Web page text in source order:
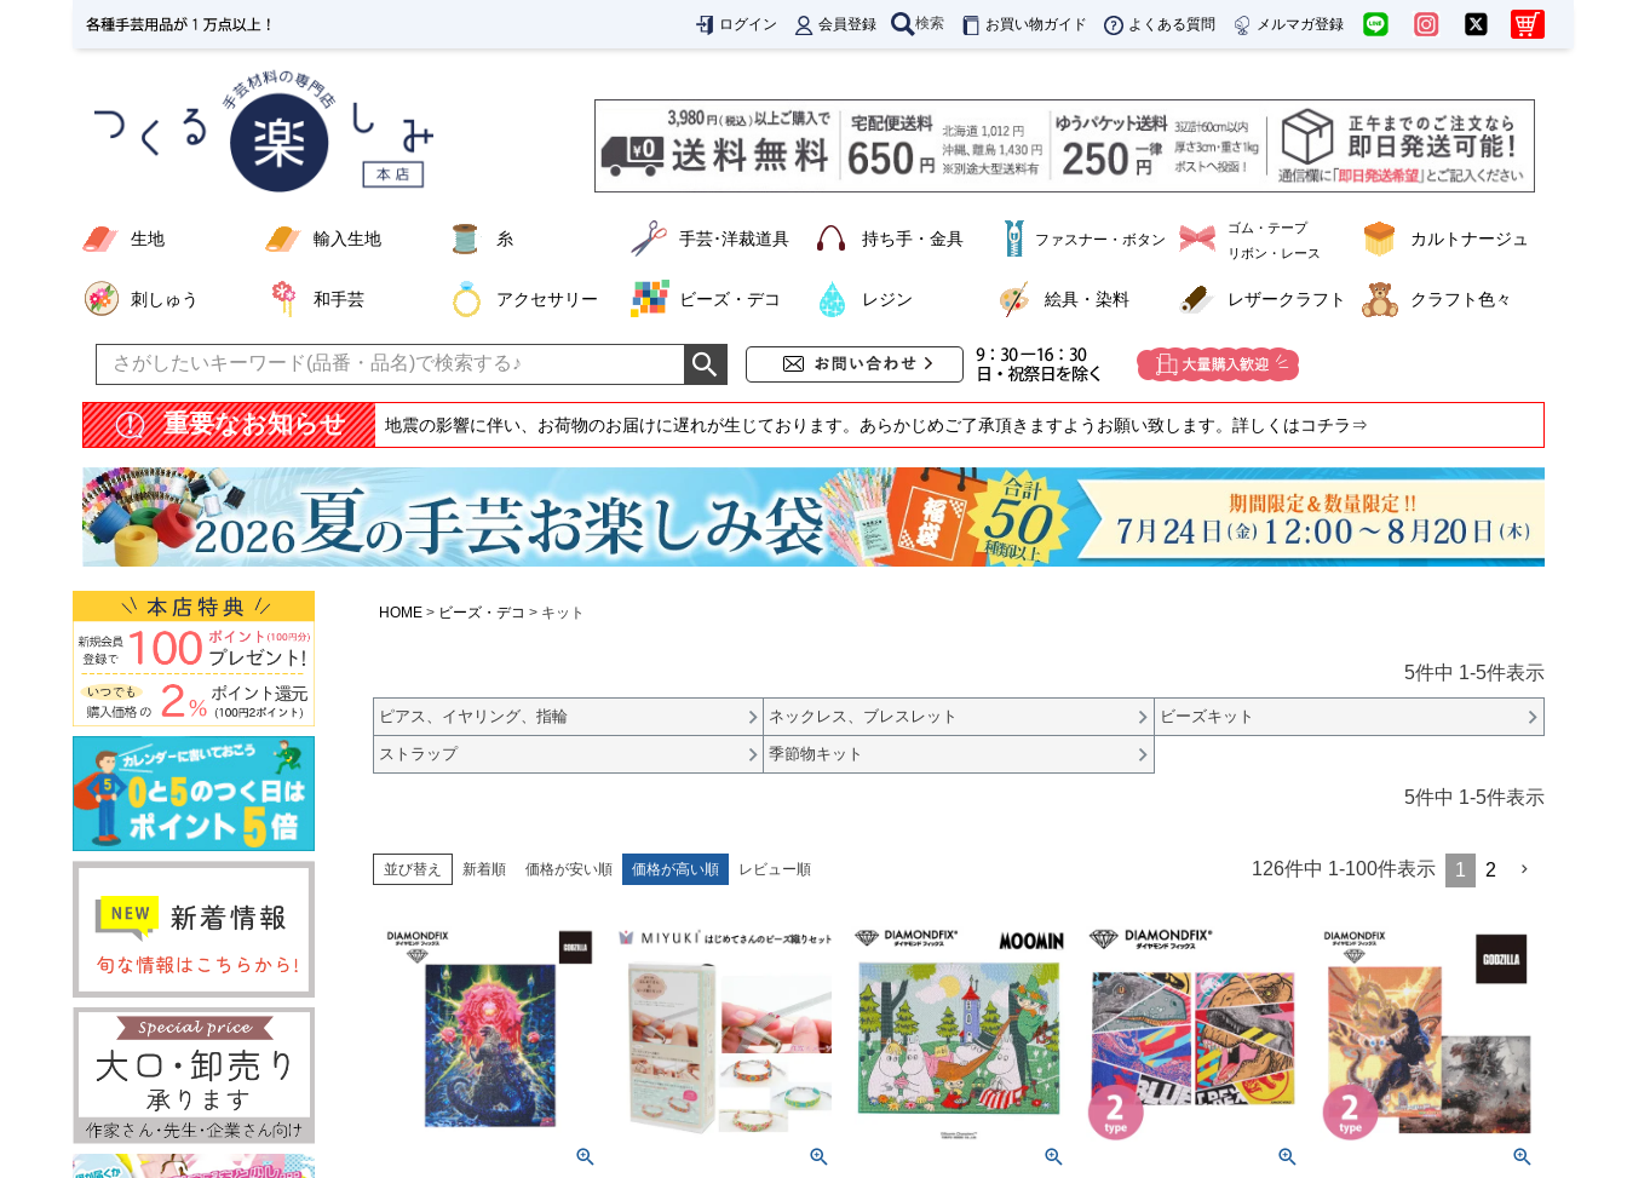
ログイン 会員登録 検索 お買い物ガイド よくある質問 メルマガ登録
生地 輸入生地 糸 手芸･洋裁道具 持ち手・金具 ファスナー・ボタン
ゴム・テープ
リボン・レース
カルトナージュ
刺しゅう 和手芸 アクセサリー ビーズ・デコ レジン 絵具・染料 レザークラフト クラフト色々
重要なお知らせ 地震の影響に伴い、お荷物のお届けに遅れが生じております。あらかじめご了承頂きますようお願い致します。詳しくはコチラ⇒
HOME ビーズ・デコ キット
5件中 1-5件表示
ピアス、イヤリング、指輪 ネックレス、ブレスレット ビーズキット
ストラップ 季節物キット
5件中 1-5件表示
並び替え 新着順 価格が安い順 価格が高い順 レビュー順 126件中 1-100件表示 1 2